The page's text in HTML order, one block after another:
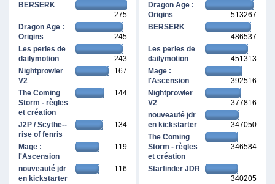
BERSERK
275
Dragon Age :
Origins
245
Les perles de
dailymotion
243
Nightprowler
V2
167
The Coming
Storm - règles
et création
144
J2P / Scythe--
rise of fenris
134
Mage :
l'Ascension
119
nouveauté jdr
en kickstarter
116
Dragon Age :
Origins
513267
BERSERK
486537
Les perles de
dailymotion
451313
Mage :
l'Ascension
392516
Nightprowler
V2
377816
nouveauté jdr
en kickstarter
347050
The Coming
Storm - règles
et création
346584
Starfinder JDR
340205